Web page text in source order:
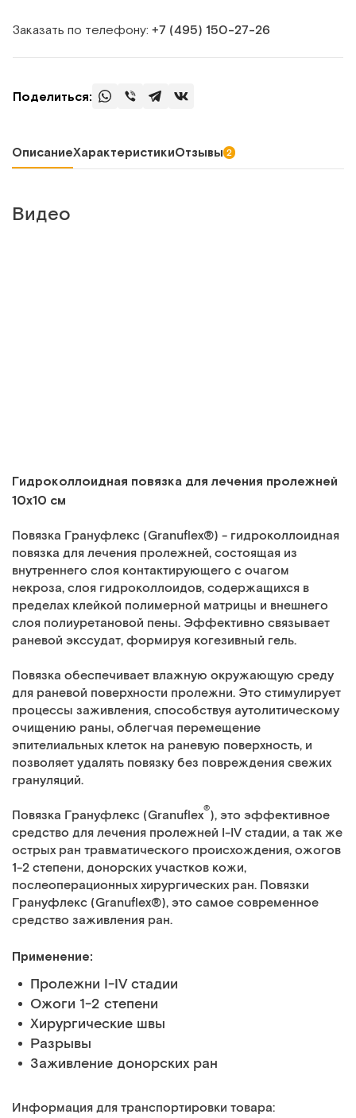
Заказать по телефону: +7 (495) 150‑27‑26
Поделиться:
ОписаниеХарактеристикиОтзывы 2
Видео
Гидроколлоидная повязка для лечения пролежней
10х10 см
Повязка Грануфлекс (Granuflex®) - гидроколлоидная
повязка для лечения пролежней, состоящая из
внутреннего слоя контактирующего с очагом
некроза, слоя гидроколлоидов, содержащихся в
пределах клейкой полимерной матрицы и внешнего
слоя полиуретановой пены. Эффективно связывает
раневой экссудат, формируя когезивный гель.
Повязка обеспечивает влажную окружающую среду
для раневой поверхности пролежни. Это стимулирует
процессы заживления, способствуя аутолитическому
очищению раны, облегчая перемещение
эпителиальных клеток на раневую поверхность, и
позволяет удалять повязку без повреждения свежих
грануляций.
Повязка Грануфлекс (Granuflex®), это эффективное
средство для лечения пролежней I-IV стадии, а так же
острых ран травматического происхождения, ожогов
1-2 степени, донорских участков кожи,
послеоперационных хирургических ран. Повязки
Грануфлекс (Granuflex®), это самое современное
средство заживления ран.
Применение:
Пролежни I-IV стадии
Ожоги 1-2 степени
Хирургические швы
Разрывы
Заживление донорских ран
Информация для транспортировки товара: